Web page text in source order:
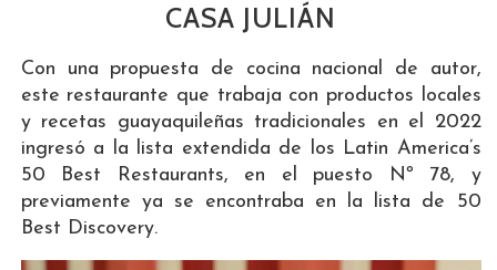
CASA JULIÁN
Con una propuesta de cocina nacional de autor,
este restaurante que trabaja con productos locales
y recetas guayaquileñas tradicionales en el 2022
ingresó a la lista extendida de los Latin America’s
50 Best Restaurants, en el puesto Nº 78, y
previamente ya se encontraba en la lista de 50
Best Discovery.